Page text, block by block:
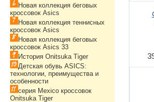
Новая коллекция беговых
кроссовок Asics
Новая коллекция теннисных
кроссовок Asics
Новая коллекция беговых
кроссовок Asics 33
История Onitsuka Tiger
Детская обувь ASICS:
технологии, преимущества и
особенности
серия Mexico кроссовок
Onitsuka Tiger